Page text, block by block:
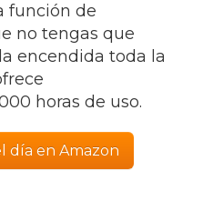
función de
no tengas que
encendida toda la
horas de uso.
día en Amazon